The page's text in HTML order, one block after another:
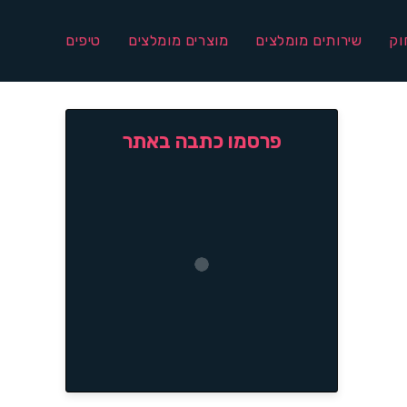
שירותים מומלצים מוצרים מומלצים טיפים
פרסמו כתבה באתר